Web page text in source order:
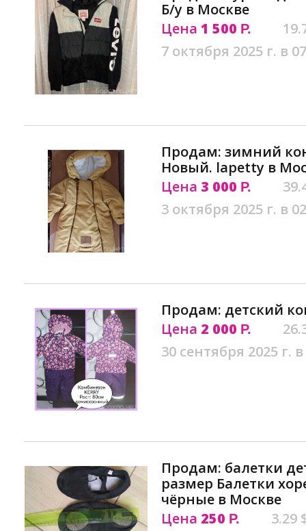
Б/у в Москве
Цена 1 500 Р.
7 октября 2025 г. в
Продам: зимний
Новый. lapetty в
Цена 3 000 Р.
3 октября 2025 г. в
Продам: детский
Цена 2 000 Р.
30 сентября 2025 г.
Продам: балетки
размер Балетки
чёрные в Москве
Цена 250 Р.
3.29